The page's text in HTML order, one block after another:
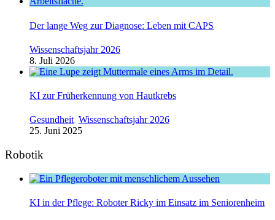
Der lange Weg zur Diagnose: Leben mit CAPS
Wissenschaftsjahr 2026
8. Juli 2026
KI zur Früherkennung von Hautkrebs
Gesundheit, Wissenschaftsjahr 2026
25. Juni 2025
Robotik
KI in der Pflege: Roboter Ricky im Einsatz im Seniorenheim